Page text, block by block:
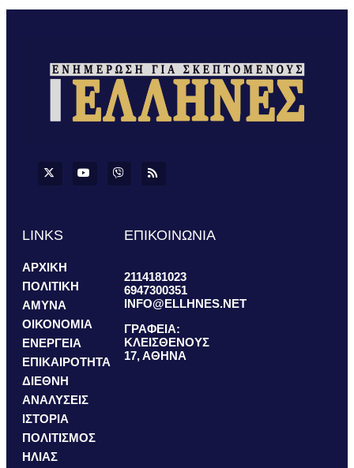
LINKS
ΑΡΧΙΚΗ
ΠΟΛΙΤΙΚΗ
ΑΜΥΝΑ
ΟΙΚΟΝΟΜΙΑ
ΕΝΕΡΓΕΙΑ
ΕΠΙΚΑΙΡΟΤΗΤΑ
ΔΙΕΘΝΗ
ΑΝΑΛΥΣΕΙΣ
ΙΣΤΟΡΙΑ
ΠΟΛΙΤΙΣΜΟΣ
ΗΛΙΑΣ
ΕΠΙΚΟΙΝΩΝΙΑ
2114181023
6947300351
INFO@ELLHNES.NET
ΓΡΑΦΕΙΑ:
ΚΛΕΙΣΘΕΝΟΥΣ
17, ΑΘΗΝΑ